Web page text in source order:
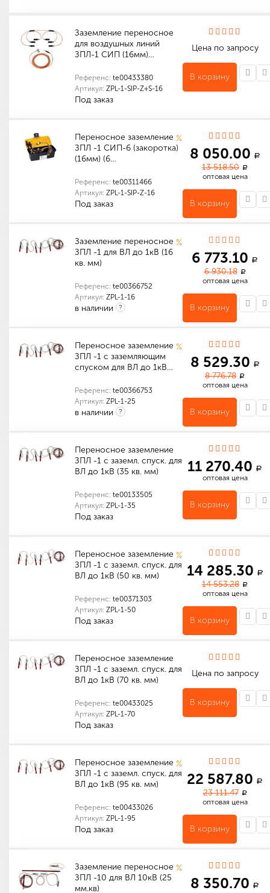
Заземление переносное
для воздушных линий
ЗПЛ-1 СИП (16мм)…
Референс: te00433380
Артикул: ZPL-1-SIP-Z+S-16
Под заказ
Цена по запросу
В корзину
Переносное заземление
ЗПЛ -1 СИП-6 (закоротка)
(16мм) (6…
Референс: te00311466
Артикул: ZPL-1-SIP-Z-16
Под заказ
%
8 050.00 a
13 518.50 a
оптовая цена
В корзину
Заземление переносное
ЗПЛ -1 для ВЛ до 1кВ (16
кв. мм)
Референс: te00366752
Артикул: ZPL-1-16
в наличии ?
%
6 773.10 a
6 930.18 a
оптовая цена
В корзину
Переносное заземление
ЗПЛ -1 с заземляющим
спуском для ВЛ до 1кВ…
Референс: te00366753
Артикул: ZPL-1-25
в наличии ?
%
8 529.30 a
8 776.78 a
оптовая цена
В корзину
Переносное заземление
ЗПЛ -1 с заземл. спуск. для
ВЛ до 1кВ (35 кв. мм)
Референс: te00133505
Артикул: ZPL-1-35
Под заказ
11 270.40 a
оптовая цена
В корзину
Переносное заземление
ЗПЛ -1 с заземл. спуск. для
ВЛ до 1кВ (50 кв. мм)
Референс: te00371303
Артикул: ZPL-1-50
Под заказ
%
14 285.30 a
14 553.28 a
оптовая цена
В корзину
Переносное заземление
ЗПЛ -1 с заземл. спуск. для
ВЛ до 1кВ (70 кв. мм)
Референс: te00433025
Артикул: ZPL-1-70
Под заказ
Цена по запросу
В корзину
Переносное заземление
ЗПЛ -1 с заземл. спуск. для
ВЛ до 1кВ (95 кв. мм)
Референс: te00433026
Артикул: ZPL-1-95
Под заказ
%
22 587.80 a
23 111.47 a
оптовая цена
В корзину
Заземление переносное
ЗПЛ -10 для ВЛ 10кВ (25
мм.кв)
%
8 350.70 a